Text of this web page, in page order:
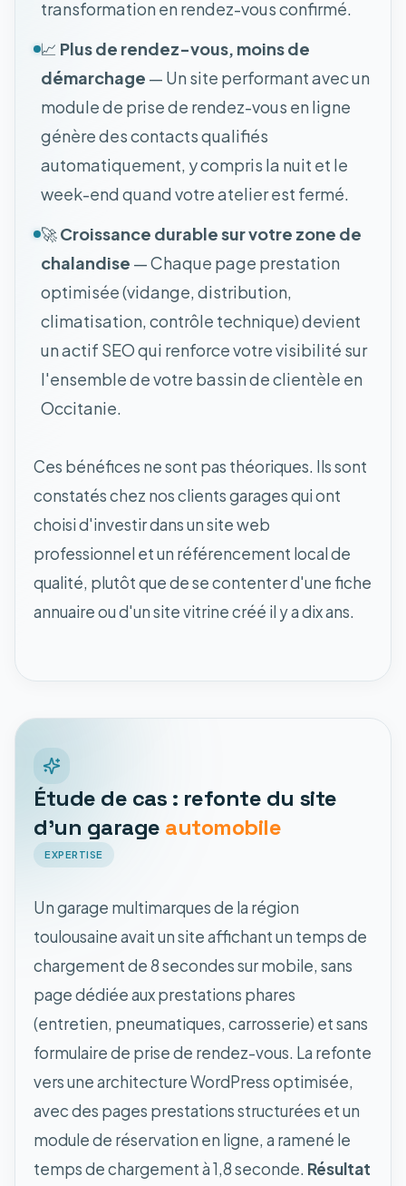
transformation en rendez-vous confirmé.
📈 Plus de rendez-vous, moins de
démarchage — Un site performant avec un
module de prise de rendez-vous en ligne
génère des contacts qualifiés
automatiquement, y compris la nuit et le
week-end quand votre atelier est fermé.
🚀Croissance durable sur votre zone de
chalandise — Chaque page prestation
optimisée (vidange, distribution,
climatisation, contrôle technique) devient
un actif SEO qui renforce votre visibilité sur
l'ensemble de votre bassin de clientèle en
Occitanie.
Ces bénéfices ne sont pas théoriques. Ils sont
constatés chez nos clients garages qui ont
choisi d'investir dans un site web
professionnel et un référencement local de
qualité, plutôt que de se contenter d'une fiche
annuaire ou d'un site vitrine créé il y a dix ans.
Étude de cas : refonte du site
d'un garage automobile
EXPERTISE
Un garage multimarques de la région
toulousaine avait un site affichant un temps de
chargement de 8 secondes sur mobile, sans
page dédiée aux prestations phares
(entretien, pneumatiques, carrosserie) et sans
formulaire de prise de rendez-vous. La refonte
vers une architecture WordPress optimisée,
avec des pages prestations structurées et un
module de réservation en ligne, a ramené le
temps de chargement à 1,8 seconde. Résultat